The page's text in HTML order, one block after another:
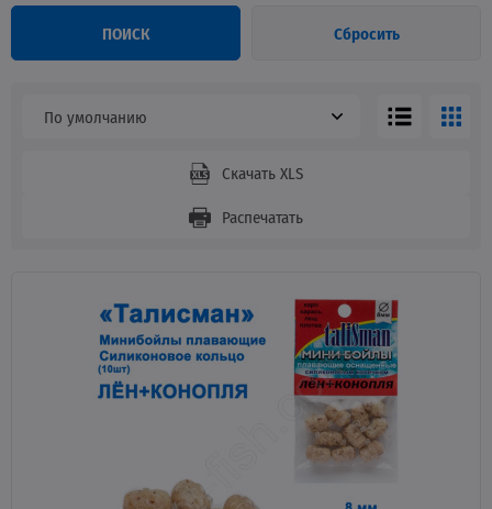
ПОИСК Сбросить
По умолчанию
Скачать XLS
Распечатать